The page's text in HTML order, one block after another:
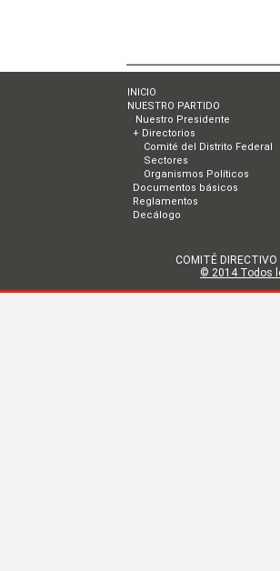
INICIO
NUESTRO PARTIDO
Nuestro Presidente
+ Directorios
Comité del Distrito Federal
Sectores
Organismos Políticos
Documentos básicos
Reglamentos
Decálogo
COMITÉ
© 2014 Todos